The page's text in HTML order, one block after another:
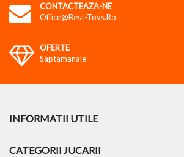
CONTACTEAZA-NE
Office@best-Toys.ro
OFERTE
Saptamanale
INFORMATII UTILE
CATEGORII JUCARII